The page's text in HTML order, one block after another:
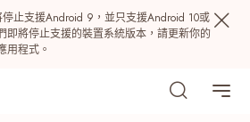
止支援Android 9，並只支援Android 10或
即將停止支援的裝置系統版本，請更新你的
用程式。